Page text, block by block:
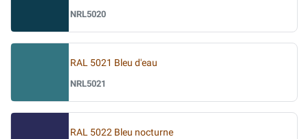
NRL5020
RAL 5021 Bleu d'eau
NRL5021
RAL 5022 Bleu nocturne